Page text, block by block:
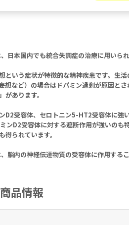
本国内でも統合失調症の治療に用いら
という症状が特徴的な精神疾患です。生
想など）の場合はドパミン過剰が原因と
あります。
D2受容体、セロトニン5-HT2受容体に強
ンD2受容体に対する遮断作用が強いのも
られています。
内の神経伝達物質の受容体に作用する
品情報